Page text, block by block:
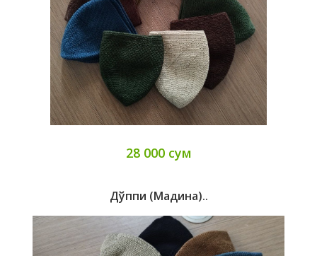
28 000 сум
Дўппи (мадина)..